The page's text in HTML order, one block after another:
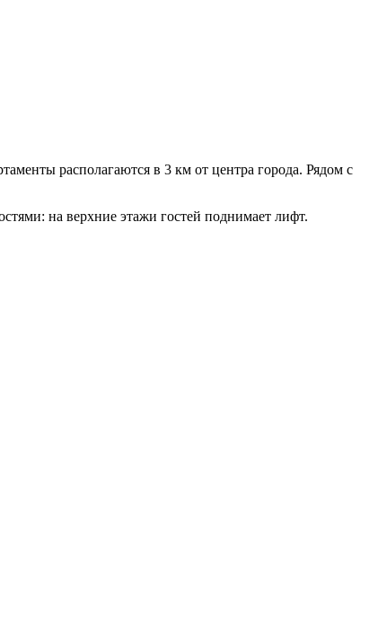
располагаются в 3 км от центра города. Рядом с
на верхние этажи гостей поднимает лифт.